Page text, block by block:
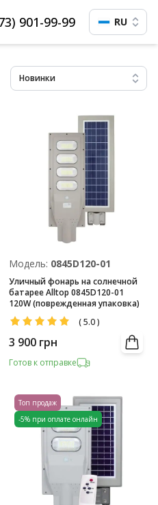
901-99-99 RU
Новинки
Модель: 0845D120-01
Уличный фонарь на солнечной
батарее Alltop 0845D120-01
120W (поврежденная упаковка)
(5.0)
3 900 грн
Готов к отправке
Топ продаж
-5% при оплате онлайн